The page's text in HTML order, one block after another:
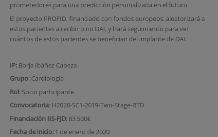
prometedores para una predicción personalizada en el futuro.
El proyecto PROFID, financiado con fondos europeos, aleatorizará a
estos pacientes a recibir o no DAI, y hará seguimiento para ver
cuántos de estos pacientes se benefician del implante de DAI.
IP: Borja Ibáñez Cabeza
Grupo: Cardiología
Rol: Socio participante
Convocatoria: H2020-SC1-2019-Two-Stage-RTD
Financiación IIS-FJD: 83.500€
Fecha de inicio:1 de enero de 2020